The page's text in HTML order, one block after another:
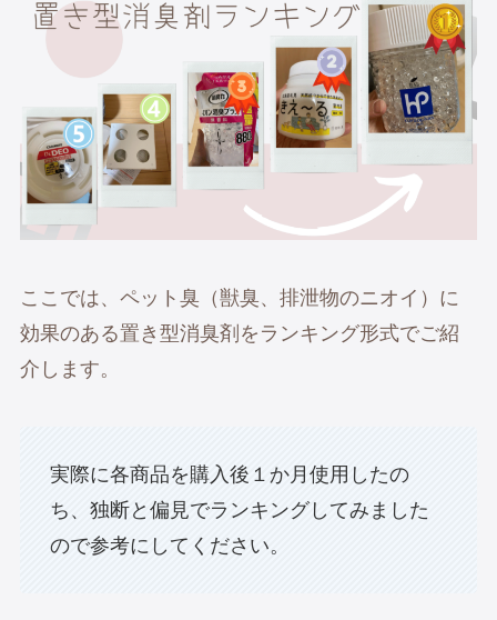
ここでは、ペット臭（獣臭、排泄物のニオイ）に
効果のある置き型消臭剤をランキング形式でご紹
介します。
実際に各商品を購入後１か月使用したの
ち、独断と偏見でランキングしてみました
ので参考にしてください。